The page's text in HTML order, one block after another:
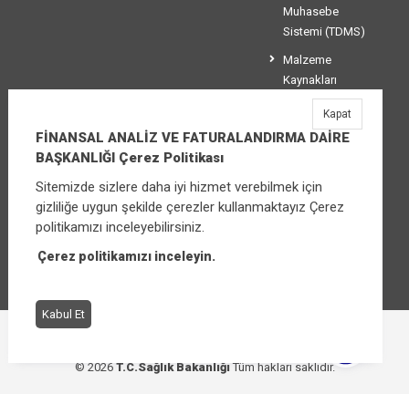
Muhasebe
Sistemi (TDMS)
Malzeme
Kaynakları
Yönetim
Sistemi (MKYS)
FİNANSAL ANALİZ VE FATURALANDIRMA
DAİRE BAŞKANLIĞI
Üniversiteler Mahallesi Şehit Mehmet Bayraktar
Caddesi No:3 Çankaya/Ankara
© 2026 T.C.Sağlık BakanlığıTüm hakları saklıdır.
FİNANSAL ANALİZ VE FATURALANDIRMA DAİRE
BAŞKANLIĞI Çerez Politikası
Sitemizde sizlere daha iyi hizmet verebilmek için
gizliliğe uygun şekilde çerezler kullanmaktayız Çerez
politikamızı inceleyebilirsiniz.
Çerez politikamızı inceleyin.
Kabul Et
Kapat